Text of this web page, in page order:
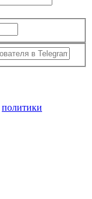
политики